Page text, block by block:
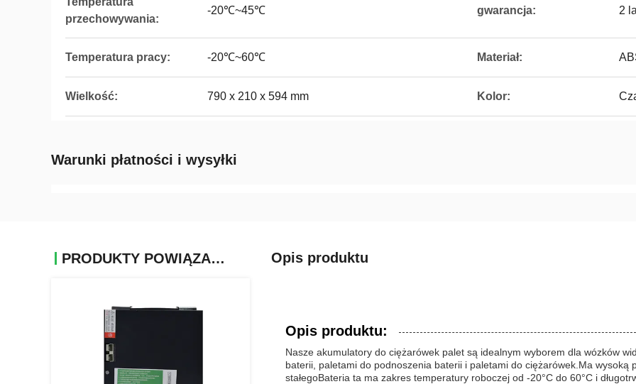
przechowywania:
-20℃~45℃ gwarancja: 2
Temperatura pracy: -20℃~60℃ Materiał:
Wielkość: 790 x 210 x 594 mm Kolor:
Warunki płatności i wysyłki
PRODUKTY POWIĄZANE Opis produktu
Opis produktu:
Nasze akumulatory do ciężarówek palet są idealnym wyborem dla wózków
baterii, paletami do podnoszenia baterii i paletami do ciężarówek.Ma wysoką
stałegoBateria ta ma zakres temperatury roboczej od -20°C do 60°C i